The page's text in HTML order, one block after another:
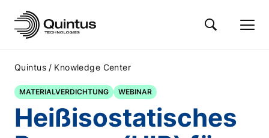
Quintus / Knowledge Center
MATERIALVERDICHTUNG WEBINAR
Heißisostatisches